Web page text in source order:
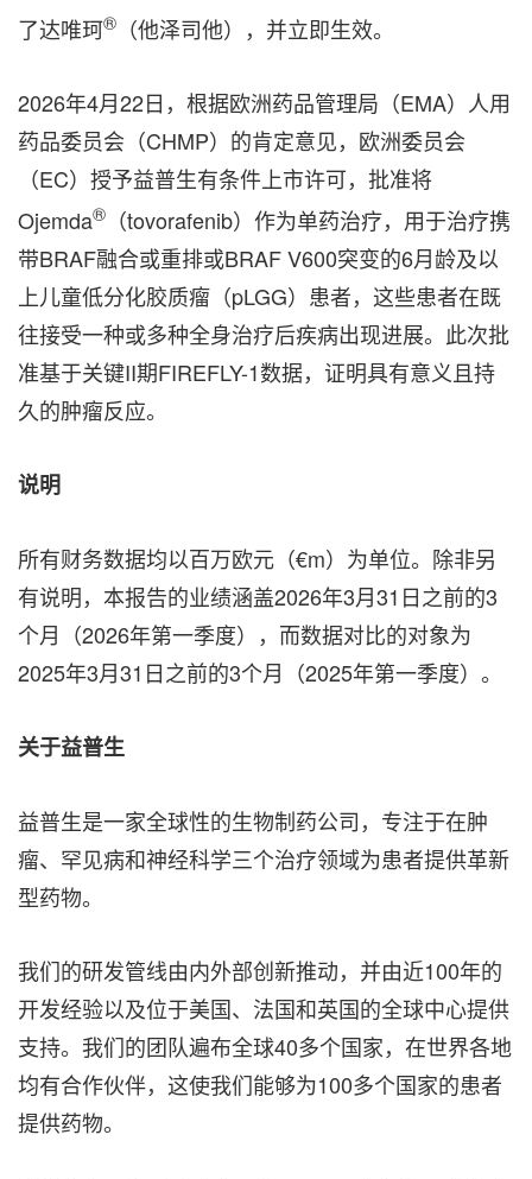
了达唯珂® （他泽司他），并立即生效。
2026年4月22日，根据欧洲药品管理局（EMA）人用
药品委员会（CHMP）的肯定意见，欧洲委员会
（EC）授予益普生有条件上市许可，批准将
Ojemda® （tovorafenib）作为单药治疗，用于治疗携
带BRAF融合或重排或BRAF V600突变的6月龄及以
上儿童低分化胶质瘤（pLGG）患者，这些患者在既
往接受一种或多种全身治疗后疾病出现进展。此次批
准基于关键II期FIREFLY-1数据，证明具有意义且持
久的肿瘤反应。
说明
所有财务数据均以百万欧元（€m）为单位。除非另
有说明，本报告的业绩涵盖2026年3月31日之前的3
个月（2026年第一季度），而数据对比的对象为
2025年3月31日之前的3个月（2025年第一季度）。
关于益普生
益普生是一家全球性的生物制药公司，专注于在肿
瘤、罕见病和神经科学三个治疗领域为患者提供革新
型药物。
我们的研发管线由内外部创新推动，并由近100年的
开发经验以及位于美国、法国和英国的全球中心提供
支持。我们的团队遍布全球40多个国家，在世界各地
均有合作伙伴，这使我们能够为100多个国家的患者
提供药物。